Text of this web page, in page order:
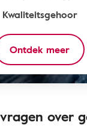
Kwaliteitsgehoor
Ontdek meer
over